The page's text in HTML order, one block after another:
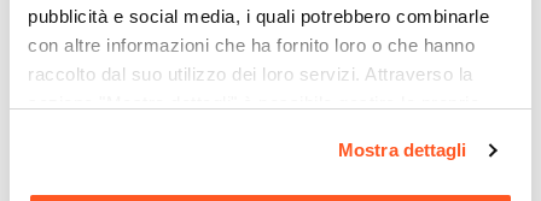
pubblicità e social media, i quali potrebbero combinarle
con altre informazioni che ha fornito loro o che hanno
raccolto dal suo utilizzo dei loro servizi. Attraverso la
momento. Per maggiori informazioni si invita a leggere la
Mostra dettagli
Attacchi
G3/8"
Scarico
Per scarico a salterello